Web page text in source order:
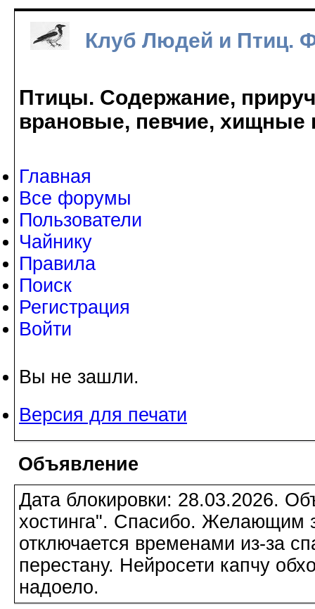
Клуб Людей и Птиц.
Птицы. Содержание,
врановые, певчие, хищные
Главная
Все форумы
Пользователи
Чайнику
Правила
Поиск
Регистрация
Войти
Вы не зашли.
Версия для печати
Объявление
Дата блокировки: 28.03.2026.
хостинга". Спасибо. Желающим
отключается временами из-за
перестану. Нейросети капчу
надоело.